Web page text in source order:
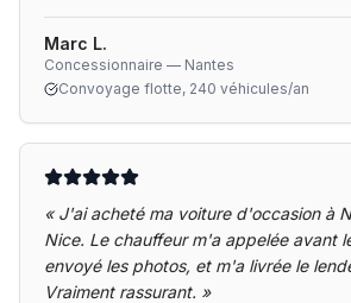
Marc L.
Concessionnaire — Nantes
Convoyage flotte, 240 véhicules/an
« J'ai acheté ma voiture d'occasion à
Nice. Le chauffeur m'a appelée avant
envoyé les photos, et m'a livrée le
Vraiment rassurant. »